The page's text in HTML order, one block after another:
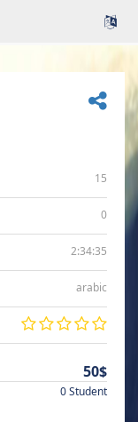
15
0
2:34:35
arabic
50$
0 Student